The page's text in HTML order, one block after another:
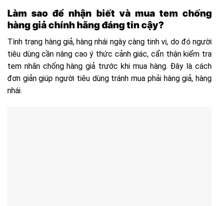
Làm sao để nhận biết và mua tem chống
hàng giả chính hãng đáng tin cậy?
Tình trạng hàng giả, hàng nhái ngày càng tinh vi, do đó người
tiêu dùng cần nâng cao ý thức cảnh giác, cẩn thận kiểm tra
tem nhãn chống hàng giả trước khi mua hàng. Đây là cách
đơn giản giúp người tiêu dùng tránh mua phải hàng giả, hàng
nhái.